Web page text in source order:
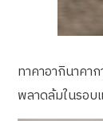
ทาคาอากินาคา
พลาดล้มในรอบ